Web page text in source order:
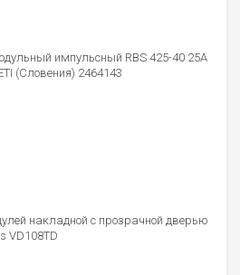
импульсный RBS 425-40 25A
(Словения) 2464143
накладной с прозрачной дверью
VD108TD